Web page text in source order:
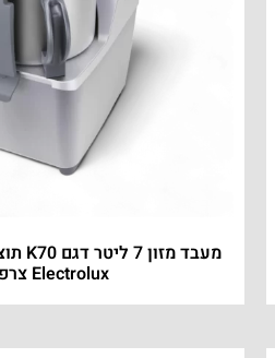
Electrolux צרפת